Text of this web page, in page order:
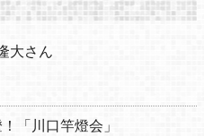
大さん
「川口竿燈会」